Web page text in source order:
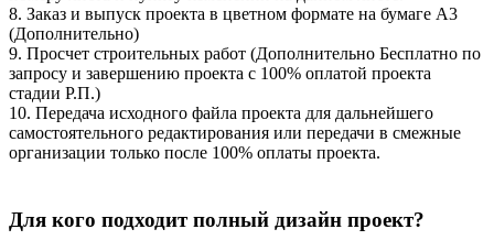
8. Заказ и выпуск проекта в цветном формате на бумаге А3
(Дополнительно)
9. Просчет строительных работ (Дополнительно Бесплатно по
запросу и завершению проекта с 100% оплатой проекта
стадии Р.П.)
10. Передача исходного файла проекта для дальнейшего
самостоятельного редактирования или передачи в смежные
организации только после 100% оплаты проекта.
Для кого подходит полный дизайн проект?